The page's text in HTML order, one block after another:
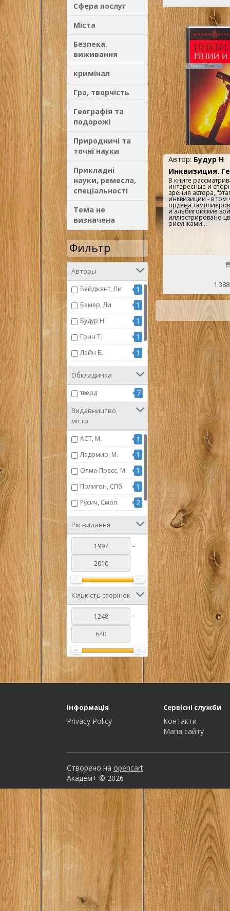
Сфера послуг
Міста
Безпека,
виживання
кримінал
Гра, творчість
Географія та
подорожі
Природничі та
точні науки
Прикладні
науки, ремесла,
спеціальності
Тема не
визначена
Фильтр
Авторы
Бейджент, Ли 1
Бемер, Ли 1
Будур Н 1
Грин Т. 1
Лейн Б. 1
Льоренте Х.А. 1
Обкладинка
тверд 7
Видавництво,
місто
АСТ, М. 1
Ладомир, М. 1
Олма-Пресс, М. 1
Полигон, СПб 1
Русич, Смол. 2
Рік видання
-
Кількість сторінок
-
инквизиции
долго? Об этом
Грин в своей
удивительно
Автор: Будур Н
Инквизиция.
В книге
интересные и
зрения автора,
инквизиции - в том
ордена
и альбигойские
иллюстрировано
рисунками...
Інформація
Privacy Policy
Сервісні служби
Контакти
Мапа сайту
Створено на opencart
Академ+ © 2026